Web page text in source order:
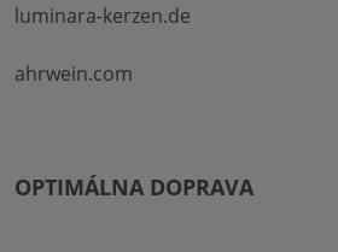
luminara-kerzen.de
ahrwein.com
OPTIMÁLNA DOPRAVA